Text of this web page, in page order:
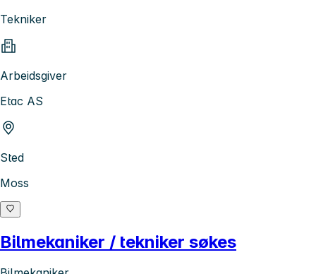
Tekniker
Arbeidsgiver
Etac AS
Sted
Moss
Bilmekaniker / tekniker søkes